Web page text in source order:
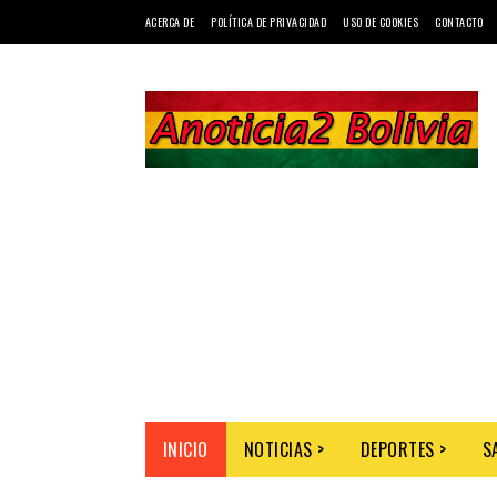
ACERCA DE POLÍTICA DE PRIVACIDAD USO DE COOKIES CONTACTO
INICIO NOTICIAS > DEPORTES >